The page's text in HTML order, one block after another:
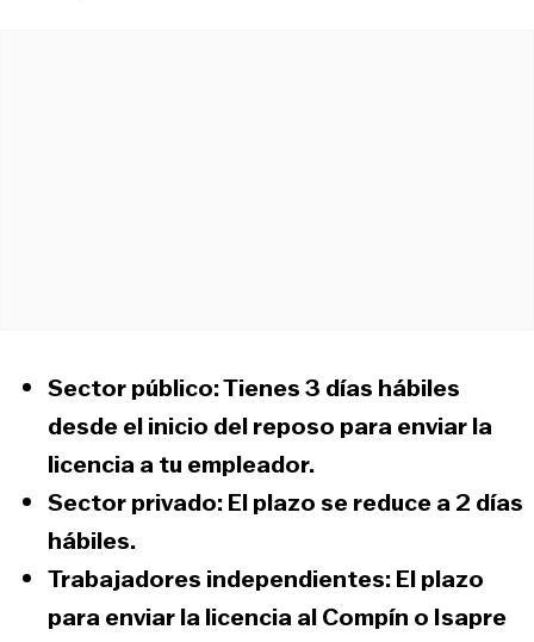
Sector público:Tienes3 días hábiles
desde el inicio del reposo para enviar la
licencia a tu empleador.
Sector privado:El plazo se reduce a2 días
hábiles.
Trabajadores independientes:El plazo
para enviar la licencia alCompín o Isapre